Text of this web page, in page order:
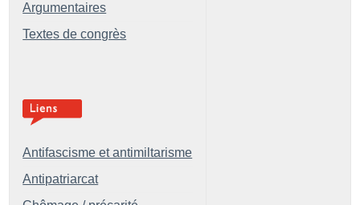
Argumentaires
Textes de congrès
Antifascisme et antimiltarisme
Antipatriarcat